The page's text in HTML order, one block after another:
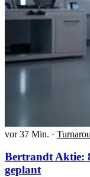
vor 37 Min. ·
Bertrandt Aktie:
geplant